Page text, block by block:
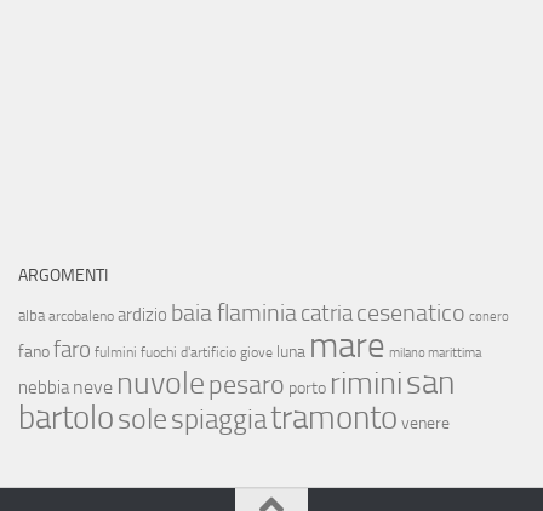
ARGOMENTI
alba arcobaleno ardizio baia flaminiacatriacesenatico conero
fanofaro fulmini fuochi d'artificio giove luna mare milano marittima
nebbia neve nuvolepesaro porto riminisan
bartolosolespiaggiatramonto venere